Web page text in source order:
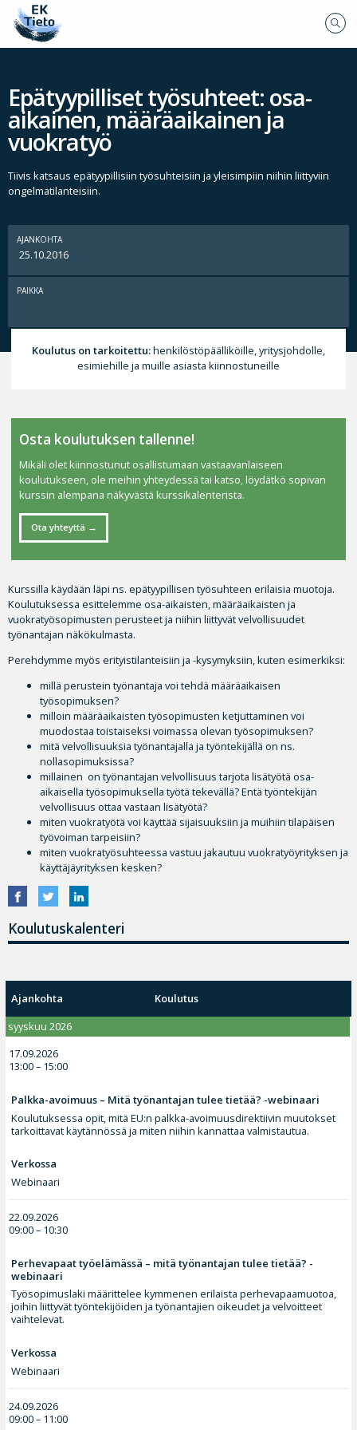
Epätyypilliset työsuhteet: osa-
aikainen, määräaikainen ja
vuokratyö
Tiivis katsaus epätyypillisiin työsuhteisiin ja yleisimpiin niihin liittyviin
ongelmatilanteisiin.
AJANKOHTA
25.10.2016
PAIKKA
Koulutus on tarkoitettu:henkilöstöpäälliköille, yritysjohdolle,
esimiehille ja muille asiasta kiinnostuneille
Kurssilla käydään läpi ns. epätyypillisen työsuhteen erilaisia muotoja.
Koulutuksessa esittelemme osa-aikaisten, määräaikaisten ja
vuokratyösopimusten perusteet ja niihin liittyvät velvollisuudet
työnantajan näkökulmasta.
Perehdymme myös erityistilanteisiin ja -kysymyksiin, kuten esimerkiksi:
millä perustein työnantaja voi tehdä määräaikaisen
työsopimuksen?
milloin määräaikaisten työsopimusten ketjuttaminen voi
muodostaa toistaiseksi voimassa olevan työsopimuksen?
mitä velvollisuuksia työnantajalla ja työntekijällä on ns.
nollasopimuksissa?
millainen on työnantajan velvollisuus tarjota lisätyötä osa-
aikaisella työsopimuksella työtä tekevällä? Entä työntekijän
velvollisuus ottaa vastaan lisätyötä?
miten vuokratyötä voi käyttää sijaisuuksiin ja muihiin tilapäisen
työvoiman tarpeisiin?
miten vuokratyösuhteessa vastuu jakautuu vuokratyöyrityksen ja
käyttäjäyrityksen kesken?
Osta koulutuksen tallenne!
Mikäli olet kiinnostunut osallistumaan vastaavanlaiseen
koulutukseen, ole meihin yhteydessä tai katso, löydätkö sopivan
kurssin alempana näkyvästä kurssikalenterista.
Ota yhteyttä
Koulutuskalenteri
Ajankohta
Koulutus
syyskuu 2026
17.09.2026
13:00 – 15:00
Palkka-avoimuus – Mitä työnantajan tulee tietää? -webinaari
Koulutuksessa opit, mitä EU:n palkka-avoimuusdirektiivin muutokset
tarkoittavat käytännössä ja miten niihin kannattaa valmistautua.
Verkossa
Webinaari
22.09.2026
09:00 – 10:30
Perhevapaat työelämässä – mitä työnantajan tulee tietää? -
webinaari
Työsopimuslaki määrittelee kymmenen erilaista perhevapaamuotoa,
joihin liittyvät työntekijöiden ja työnantajien oikeudet ja velvoitteet
vaihtelevat.
Verkossa
Webinaari
24.09.2026
09:00 – 11:00